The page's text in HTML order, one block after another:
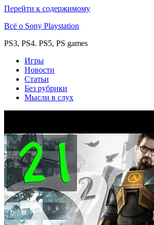
Перейти к содержимому
Всё о Sony Playstation
PS3, PS4. PS5, PS games
Игры
Новости
Статьи
Без рубрики
Мысли в слух